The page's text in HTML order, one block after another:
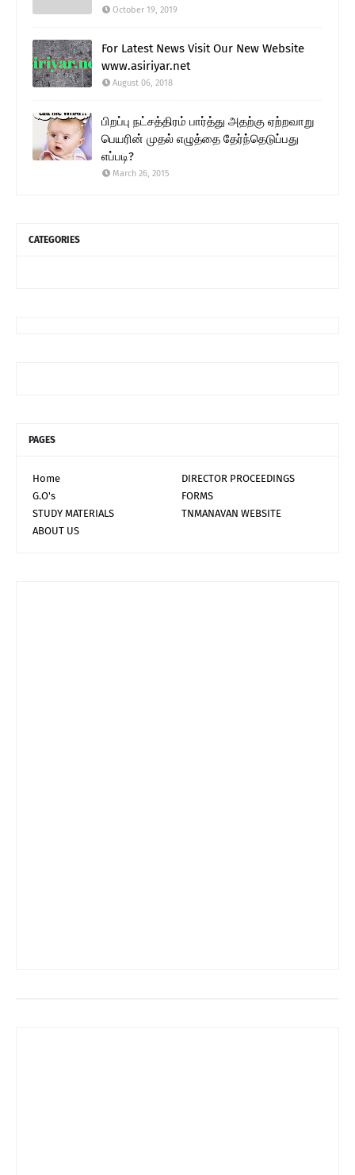
October 19, 2019
For Latest News Visit Our New Website
www.asiriyar.net
August 06, 2018
பிறப்பு நட்சத்திரம் பார்த்து அதற்கு ஏற்றவாறு
பெயரின் முதல் எழுத்தை தேர்ந்தெடுப்பது
எப்படி?
March 26, 2015
CATEGORIES
PAGES
Home
DIRECTOR PROCEEDINGS
G.O's
FORMS
STUDY MATERIALS
TNMANAVAN WEBSITE
ABOUT US